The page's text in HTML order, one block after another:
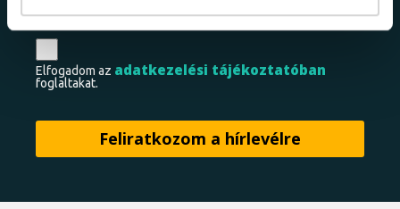
Elfogadom az adatkezelési tájékoztatóban
foglaltakat.